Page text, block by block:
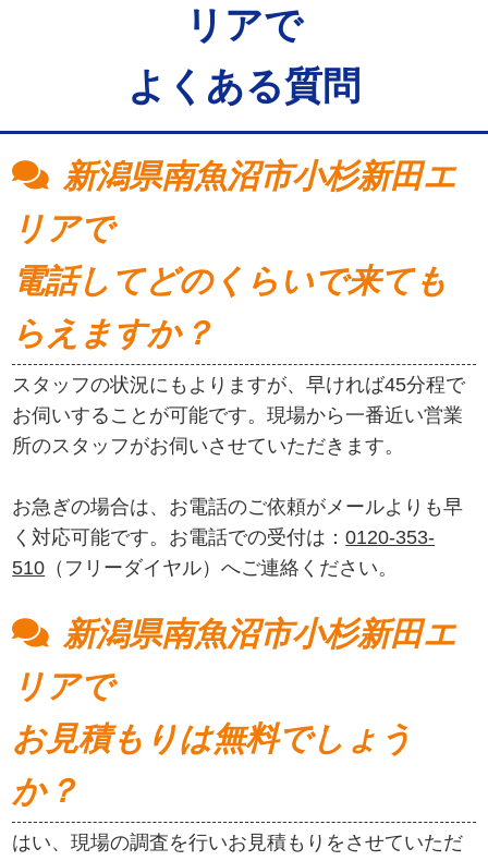
リアで
よくある質問
新潟県南魚沼市小杉新田エ
リアで
電話してどのくらいで来ても
らえますか？
スタッフの状況にもよりますが、早ければ45分程で
お伺いすることが可能です。現場から一番近い営業
所のスタッフがお伺いさせていただきます。
お急ぎの場合は、お電話のご依頼がメールよりも早
く対応可能です。お電話での受付は：0120-353-
510 （フリーダイヤル）へご連絡ください。
新潟県南魚沼市小杉新田エ
リアで
お見積もりは無料でしょう
か？
はい、現場の調査を行いお見積もりをさせていただ